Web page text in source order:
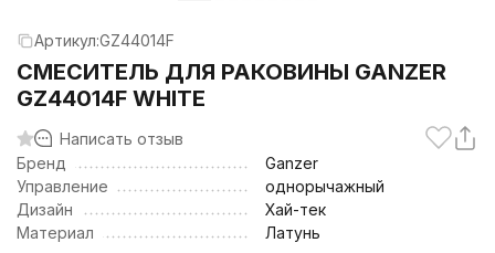
Артикул:GZ44014F
CМЕСИТЕЛЬ ДЛЯ РАКОВИНЫ GANZER
GZ44014F WHITE
Написать отзыв
Бренд
Ganzer
Управление
однорычажный
Дизайн
Хай-тек
Материал
Латунь